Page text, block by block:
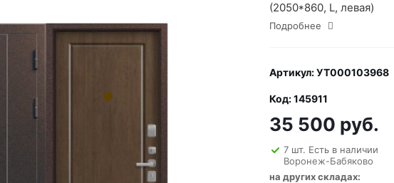
(2050*860, L, левая)
Подробнее
Артикул: УТ000103968
Код: 145911
35 500 руб.
7 шт. Есть в наличии
Воронеж-Бабяково
на других складах: